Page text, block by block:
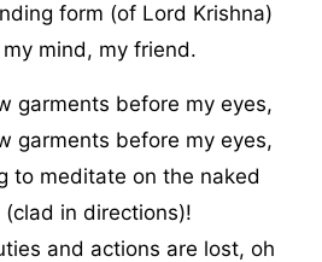
form (of Lord Krishna)
mind, my friend.
garments before my eyes,
garments before my eyes,
to meditate on the naked
(clad in directions)!
and actions are lost, oh